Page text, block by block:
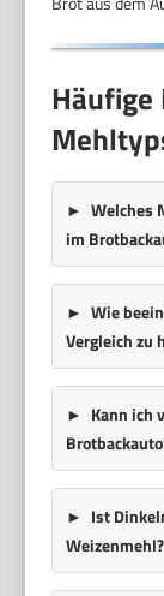
Häufige
Welches
im
Wie
Vergleich zu
Kann ich
Ist
Weizenmehl?